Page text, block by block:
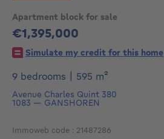
Apartment block for sale
€1,395,000
1395000€
Simulate my credit for this home
9 bedrooms
595 m²
Avenue Charles Quint 380
1083 — GANSHOREN
Immoweb code : 21487286